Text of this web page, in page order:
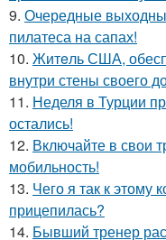
9. Очередные
пилатеса на сапах!
10. Житeль США,
внутри стены своего
11. Неделя в Турции
остались!
12. Включайте в свои
мобильность!
13. Чего я так к этому
прицепилась?
14. Бывший тренер